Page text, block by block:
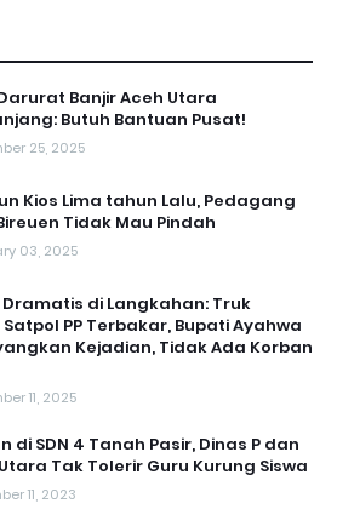
Banjir Aceh Utara
Butuh Bantuan Pusat!
25, 2025
Kios Lima tahun Lalu, Pedagang
Tidak Mau Pindah
03, 2025
di Langkahan: Truk
PP Terbakar, Bupati Ayahwa
Kejadian, Tidak Ada Korban
11, 2025
di SDN 4 Tanah Pasir, Dinas P dan
Tak Tolerir Guru Kurung Siswa
11, 2023